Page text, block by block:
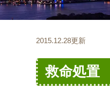
2015.12.28更新
救命処置